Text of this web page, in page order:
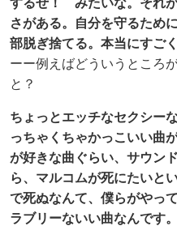
さがある。自分を守るため
部脱ぎ捨てる。本当にすご
ーー例えばどういうところ
と？
ちょっとエッチなセクシー
っちゃくちゃかっこいい曲
が好きな曲ぐらい、サウン
ら、マルコムが死にたいと
で死ぬなんて、僕らがやっ
ラブリーないい曲なんです